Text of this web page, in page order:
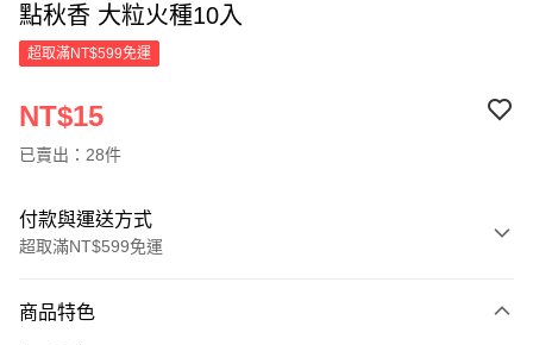
點秋香 大粒火種10入
超取滿NT$599免運
NT$15
已賣出：28件
付款與運送方式
超取滿NT$599免運
信用卡一次付款
商品特色